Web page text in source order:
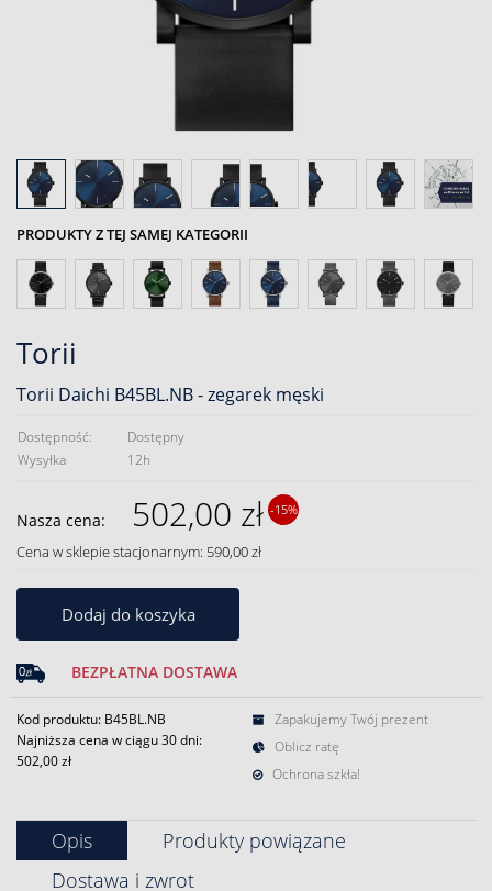
PRODUKTY Z TEJ SAMEJ KATEGORII
Torii
Torii Daichi B45BL.NB - zegarek męski
Dostępność:
Dostępny
Wysyłka
12h
Nasza cena: 502,00 zł -15%
Cena w sklepie stacjonarnym: 590,00 zł
Dodaj do koszyka
BEZPŁATNA DOSTAWA
Kod produktu: B45BL.NB
Najniższa cena w ciągu 30 dni:
502,00 zł
Zapakujemy Twój prezent
Oblicz ratę
Ochrona szkła!
Opis
Produkty powiązane
Dostawa i zwrot